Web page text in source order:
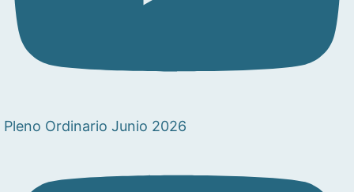
Pleno Ordinario Junio 2026